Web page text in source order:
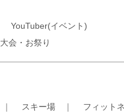
YouTuber(イベント)
会・お祭り
スキー場 ｜ フィット